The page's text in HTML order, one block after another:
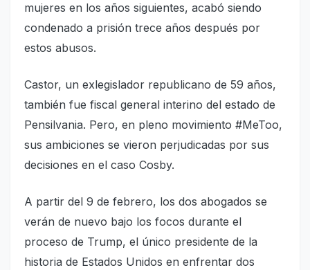
mujeres en los años siguientes, acabó siendo
condenado a prisión trece años después por
estos abusos.
Castor, un exlegislador republicano de 59 años,
también fue fiscal general interino del estado de
Pensilvania. Pero, en pleno movimiento #MeToo,
sus ambiciones se vieron perjudicadas por sus
decisiones en el caso Cosby.
A partir del 9 de febrero, los dos abogados se
verán de nuevo bajo los focos durante el
proceso de Trump, el único presidente de la
historia de Estados Unidos en enfrentar dos